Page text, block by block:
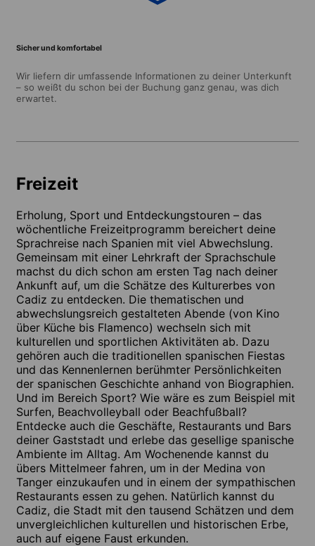
Sicher und komfortabel
Wir liefern dir umfassende Informationen zu deiner Unterkunft
– so weißt du schon bei der Buchung ganz genau, was dich
erwartet.
Freizeit
Erholung, Sport und Entdeckungstouren – das
wöchentliche Freizeitprogramm bereichert deine
Sprachreise nach Spanien mit viel Abwechslung.
Gemeinsam mit einer Lehrkraft der Sprachschule
machst du dich schon am ersten Tag nach deiner
Ankunft auf, um die Schätze des Kulturerbes von
Cadiz zu entdecken. Die thematischen und
abwechslungsreich gestalteten Abende (von Kino
über Küche bis Flamenco) wechseln sich mit
kulturellen und sportlichen Aktivitäten ab. Dazu
gehören auch die traditionellen spanischen Fiestas
und das Kennenlernen berühmter Persönlichkeiten
der spanischen Geschichte anhand von Biographien.
Und im Bereich Sport? Wie wäre es zum Beispiel mit
Surfen, Beachvolleyball oder Beachfußball?
Entdecke auch die Geschäfte, Restaurants und Bars
deiner Gaststadt und erlebe das gesellige spanische
Ambiente im Alltag. Am Wochenende kannst du
übers Mittelmeer fahren, um in der Medina von
Tanger einzukaufen und in einem der sympathischen
Restaurants essen zu gehen. Natürlich kannst du
Cadiz, die Stadt mit den tausend Schätzen und dem
unvergleichlichen kulturellen und historischen Erbe,
auch auf eigene Faust erkunden.